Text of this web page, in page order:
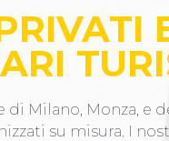
di Milano, Monza, e
su misura. I